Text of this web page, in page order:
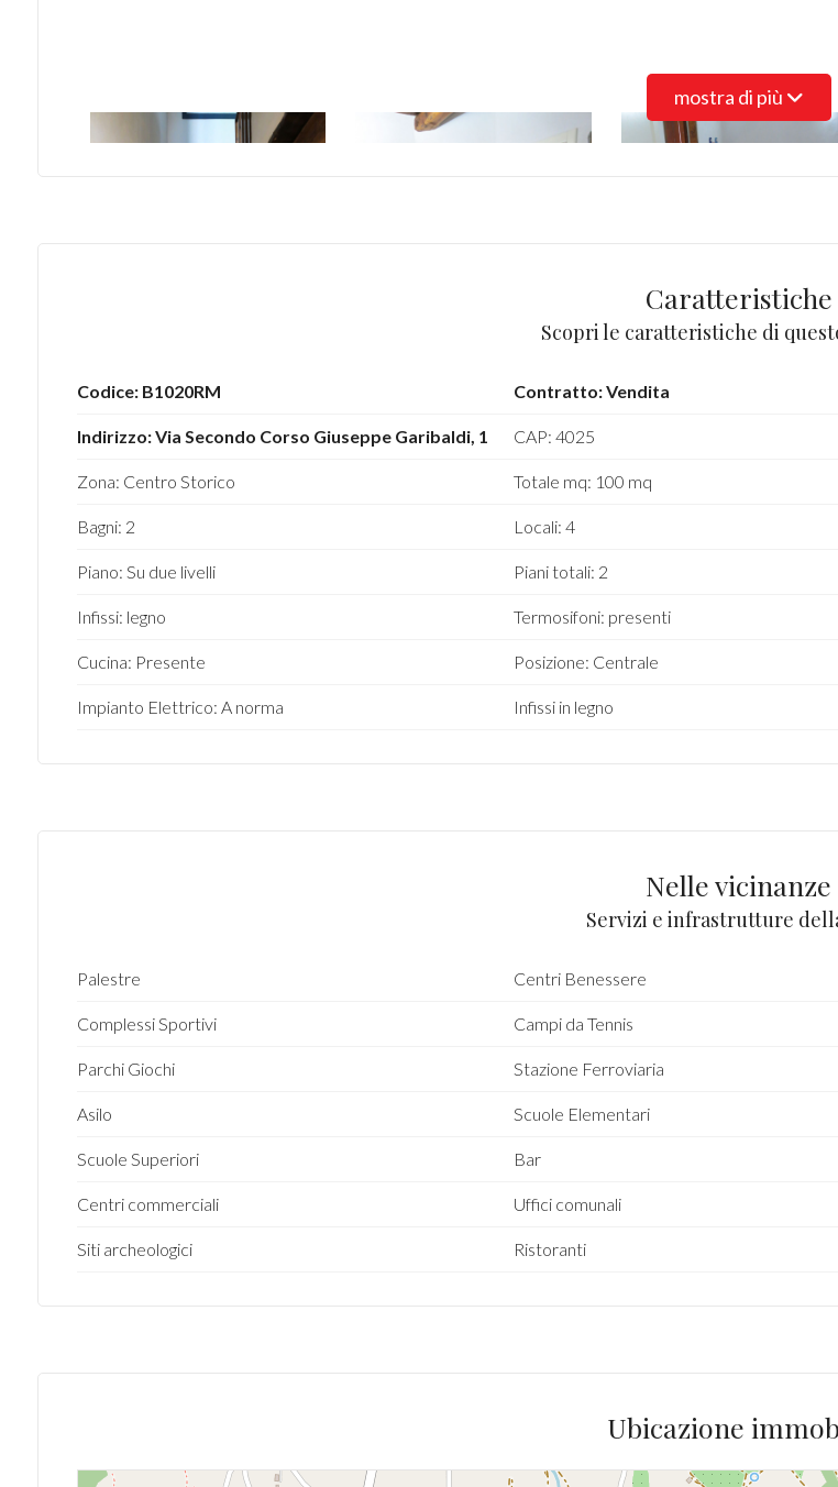
mostra di più
Caratteristiche
Scopri le caratteristiche di
Codice: B1020RM Contratto: Vendita
Indirizzo: Via Secondo Corso Giuseppe Garibaldi, 1 CAP: 4025
Zona: Centro Storico Totale mq: 100 mq
Bagni: 2 Locali: 4
Piano: Su due livelli Piani totali: 2
Infissi: legno Termosifoni: presenti
Cucina: Presente Posizione: Centrale
Impianto Elettrico: A norma Infissi in legno
Nelle vicinanze
Servizi e infrastrutture
Palestre Centri Benessere
Complessi Sportivi Campi da Tennis
Parchi Giochi Stazione Ferroviaria
Asilo Scuole Elementari
Scuole Superiori Bar
Centri commerciali Uffici comunali
Siti archeologici Ristoranti
Ubicazione
Posto auto/Box
Ascensore
Arredato